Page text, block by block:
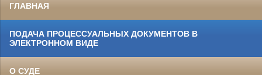
ГЛАВНАЯ
ПОДАЧА ПРОЦЕССУАЛЬНЫХ ДОКУМЕНТОВ В
ЭЛЕКТРОННОМ ВИДЕ
О СУДЕ